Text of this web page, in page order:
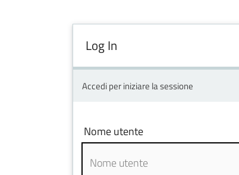
Log In
Accedi per iniziare la sessione
Nome utente